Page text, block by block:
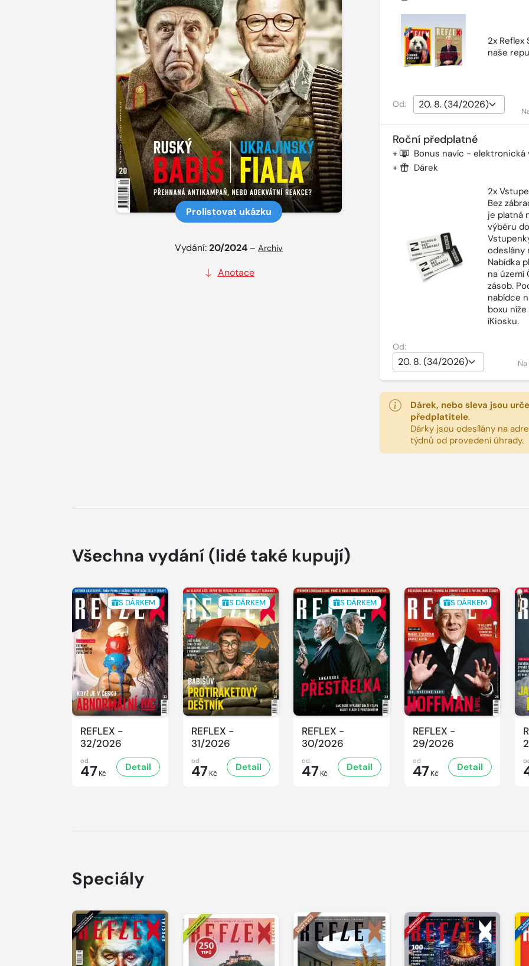
Prolistovat ukázku
Vydání:20/2024 –Archiv
Anotace
2x
naše
Od:
Roční předplatné
+ Bonus navíc - elektronická
+
Dárek
2x
Bez
je platná
výběru
odeslány
Nabídka
na území
zásob.
nabídce
boxu
íKiosku.
Od:
Dárek, nebo sleva jsou
předplatitele.
Dárky jsou odesílány na
týdnů od provedení úhrady.
Všechna vydání (lidé také kupují)
S DÁRKEM
REFLEX -
32/2026
od
47 Kč
Detail
S DÁRKEM
REFLEX -
31/2026
od
47 Kč
Detail
S DÁRKEM
REFLEX -
30/2026
od
47 Kč
Detail
S DÁRKEM
REFLEX -
29/2026
od
47 Kč
Detail
Speciály